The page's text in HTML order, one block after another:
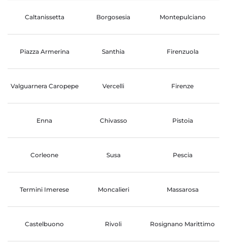
Caltanissetta Borgosesia Montepulciano
Piazza Armerina Santhia Firenzuola
Valguarnera Caropepe Vercelli Firenze
Enna Chivasso Pistoia
Corleone Susa Pescia
Termini Imerese Moncalieri Massarosa
Castelbuono Rivoli Rosignano Marittimo